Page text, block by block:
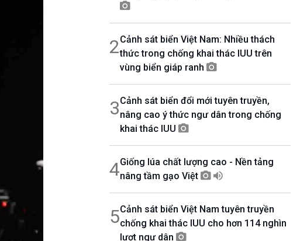
2Cảnh sát biển Việt Nam: Nhiều thách
thức trong chống khai thác IUU trên
vùng biển giáp ranh
3Cảnh sát biển đổi mới tuyên truyền,
nâng cao ý thức ngư dân trong chống
khai thác IUU
4Giống lúa chất lượng cao - Nền tảng
nâng tầm gạo Việt
5Cảnh sát biển Việt Nam tuyên truyền
chống khai thác IUU cho hơn 114 nghìn
lượt ngư dân